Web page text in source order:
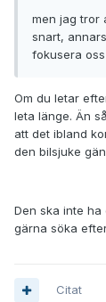
men jag tror
snart,
fokusera
Om du letar
leta länge. Än
att det ibland
den bilsjuke
Den ska inte ha
gärna söka
Citat